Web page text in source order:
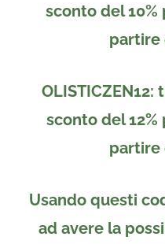
sconto del 10%
partire
OLISTICZEN12:
sconto del 12%
partire
Usando questi
ad avere la